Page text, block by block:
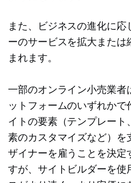
また、ビジネスの進化に
ーのサービスを拡大または
まれます。
一部のオンライン小売業者
ットフォームのいずれかで
イトの要素（テンプレート
素のカスタマイズなど）を
ザイナーを雇うことを決定
すが、サイトビルダーを使